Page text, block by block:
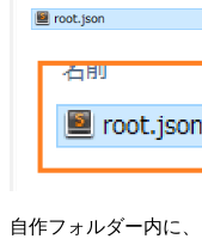
自作フォルダー内に、